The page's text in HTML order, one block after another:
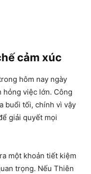
cảm xúc
hôm nay ngày
hỏng việc lớn. Công
buổi tối, chính vì vậy
giải quyết mọi
một khoản tiết kiệm
trọng. Nếu Thiên